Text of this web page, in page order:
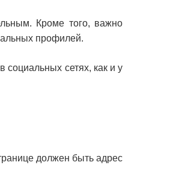
Кроме того, важно
профилей.
социальных сетях, как и у
должен быть адрес